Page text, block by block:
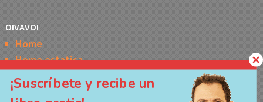
OIVAVOI
Home
Home estatica
Horóscopo semanal de la Kabbalah
Memes
¡Suscríbete y recibe un